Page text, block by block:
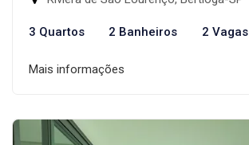
3 Quartos 2 Banheiros 2 Vagas
Mais informações